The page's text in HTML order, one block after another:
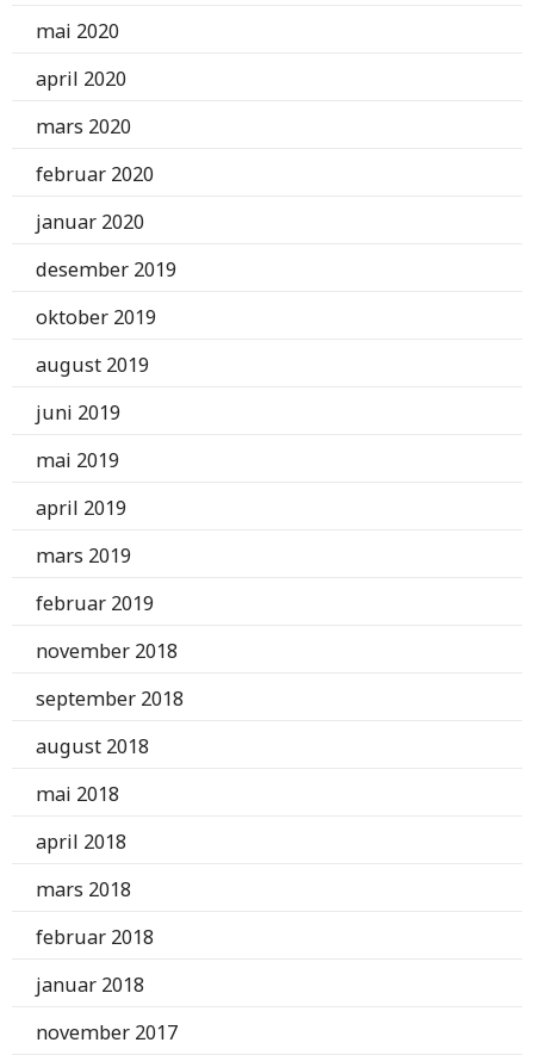
mai 2020
april 2020
mars 2020
februar 2020
januar 2020
desember 2019
oktober 2019
august 2019
juni 2019
mai 2019
april 2019
mars 2019
februar 2019
november 2018
september 2018
august 2018
mai 2018
april 2018
mars 2018
februar 2018
januar 2018
november 2017